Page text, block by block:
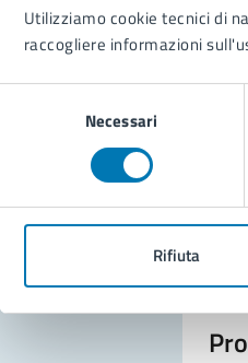
Utilizziamo cookie tecnici di
raccogliere informazioni
Necessari
Rifiuta